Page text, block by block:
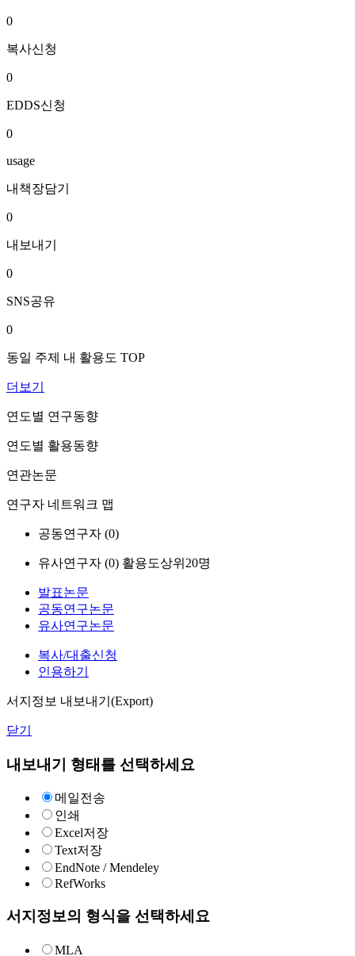
0
복사신청
0
EDDS신청
0
usage
내책장담기
0
내보내기
0
SNS공유
0
동일 주제 내 활용도 TOP
더보기
연도별 연구동향
연도별 활용동향
연관논문
연구자 네트워크 맵
공동연구자 (0)
유사연구자 (0) 활용도상위20명
발표논문
공동연구논문
유사연구논문
복사/대출신청
인용하기
서지정보 내보내기(Export)
닫기
내보내기 형태를 선택하세요
메일전송
인쇄
Excel저장
Text저장
EndNote / Mendeley
RefWorks
서지정보의 형식을 선택하세요
MLA